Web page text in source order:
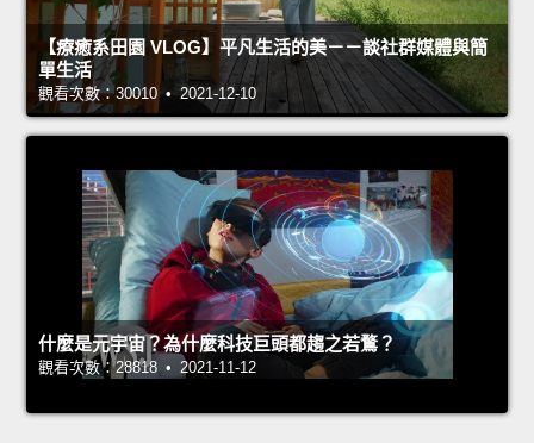
【療癒系田園 VLOG】平凡生活的美－－談社群媒體與簡
單生活
觀看次數：30010 • 2021-12-10
什麼是元宇宙？為什麼科技巨頭都趨之若鶩？
觀看次數：28818 • 2021-11-12